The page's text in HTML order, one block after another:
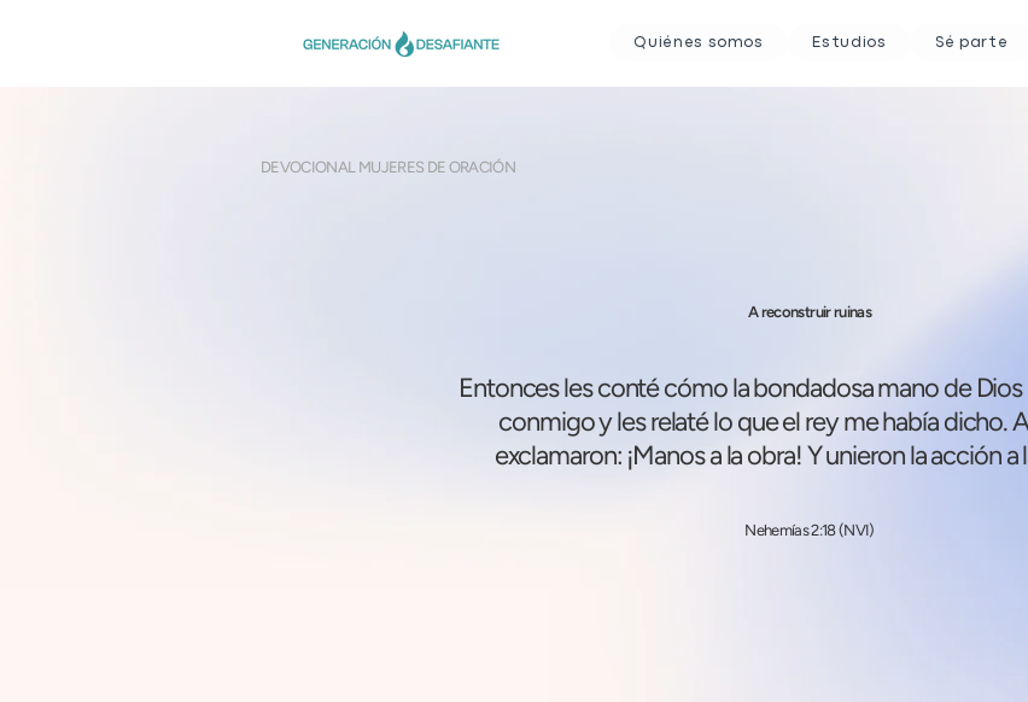
Quiénes somos Estudios Sé parte
DEVOCIONAL MUJERES DE ORACIÓN
A reconstruir ruinas
Entonces les conté cómo la bondadosa mano de
conmigo y les relaté lo que el rey me había dicho.
exclamaron: ¡Manos a la obra! Y unieron la acción a
Nehemías 2:18 (NVI)